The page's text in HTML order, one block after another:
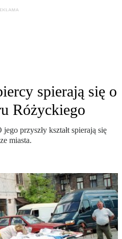
spierają się o
Różyckiego
przyszły kształt spierają się
miasta.